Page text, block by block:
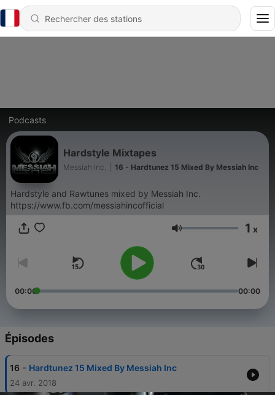
Podcasts
Hardstyle Mixtapes
Messiah Inc. 16 - Hardtunez 15 Mixed By Messiah Inc
Hardstyle and Rawtunes mixed by Messiah Inc.
https://www.fb.com/messiahincofficial
Volume 1 x
00:00 00:00
Épisodes
16 - Hardtunez 15 Mixed By Messiah Inc
24 avr. 2018